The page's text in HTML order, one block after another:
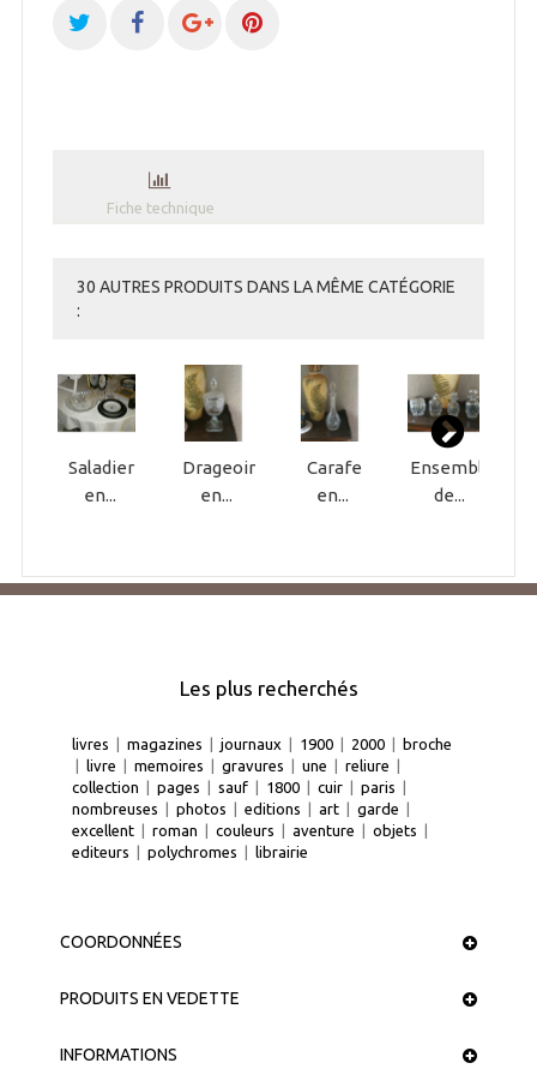
Fiche technique
30 AUTRES PRODUITS DANS LA MÊME CATÉGORIE
:
Saladier
en...
Drageoir
en...
Carafe
en...
Ensemble
de...
Les plus recherchés
livres | magazines | journaux | 1900 | 2000 | broche
| livre | memoires | gravures | une | reliure |
collection | pages | sauf | 1800 | cuir | paris |
nombreuses | photos | editions | art | garde |
excellent | roman | couleurs | aventure | objets |
editeurs | polychromes | librairie
COORDONNÉES
PRODUITS EN VEDETTE
INFORMATIONS